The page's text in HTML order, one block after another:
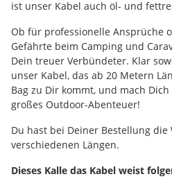
ist unser Kabel auch öl- und
Ob für professionelle Ansprüche
Gefährte beim Camping und
Dein treuer Verbündeter. Klar
unser Kabel, das ab 20 Metern
Bag zu Dir kommt, und mach
großes Outdoor-Abenteuer!
Du hast bei Deiner Bestellung die
verschiedenen Längen.
Dieses Kalle das Kabel weist